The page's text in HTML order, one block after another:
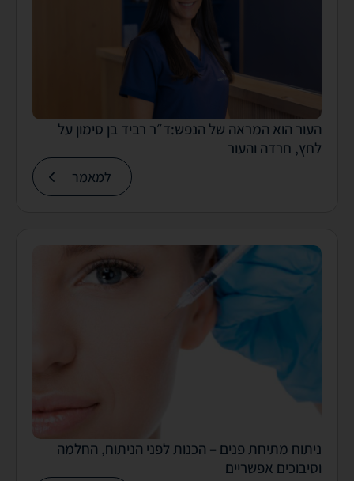
העור הוא המראה של הנפש:ד״ר רביד בן סימון על
לחץ, חרדה והעור
למאמר
ניתוח מתיחת פנים – הכנות לפני הניתוח, החלמה
וסיבוכים אפשריים